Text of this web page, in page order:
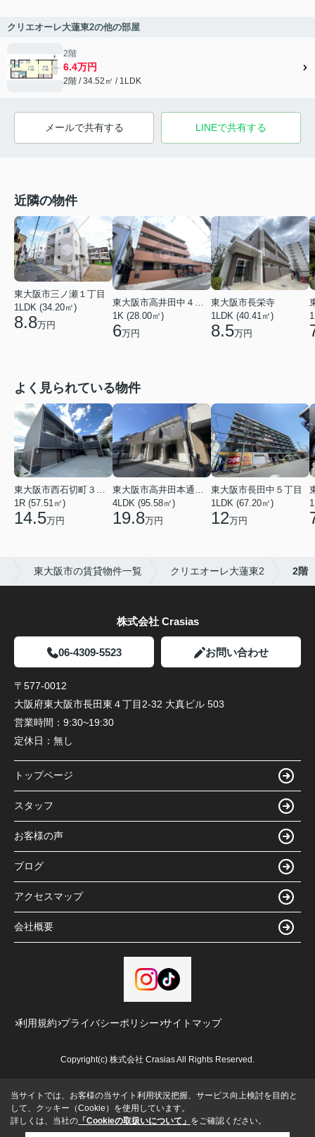
クリエオーレ大蓮東2の他の部屋
2階
6.4万円
2階 / 34.52㎡ / 1LDK
メールで共有する LINEで共有する
近隣の物件
東大阪市三ノ瀬１丁目
1LDK (34.20㎡)
8.8万円
1K (28.00㎡)
6万円
東大阪市長栄寺
1LDK (40.41㎡)
8.5万円
よく見られている物件
1R (57.51㎡)
14.5万円
4LDK (95.58㎡)
19.8万円
東大阪市長田中５丁目
1LDK (67.20㎡)
12万円
東大阪市の賃貸物件一覧 クリエオーレ大蓮東2 2階
株式会社 Crasias
06-4309-5523 お問い合わせ
〒577-0012
大阪府東大阪市長田東４丁目2-32 大真ビル 503
営業時間： 9:30~19:30
定休日： 無し
トップページ
スタッフ
お客様の声
ブログ
アクセスマップ
会社概要
利用規約 プライバシーポリシー サイトマップ
Copyright(c) 株式会社 Crasias All Rights Reserved.
当サイトでは、お客様の当サイト利用状況把握、サービス向上検討を目的と
して、クッキー（Cookie）を使用しています。
詳しくは、当社の 「Cookieの取扱いについて」 をご確認ください。